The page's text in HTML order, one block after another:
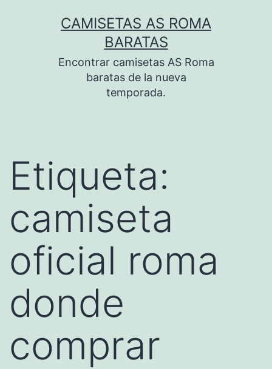
CAMISETAS AS ROMA
BARATAS
Encontrar camisetas AS Roma
baratas de la nueva
temporada.
Etiqueta:
camiseta
oficial roma
donde
comprar